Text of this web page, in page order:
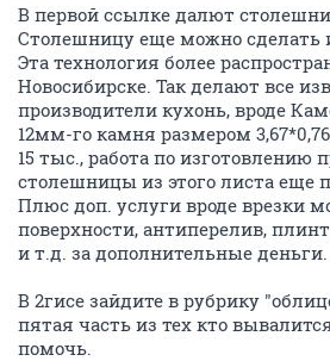
В первой ссылке далют
Столешницу еще можно сделать
Эта технология более
Новосибирске. Так делают все
производители кухонь, вроде
12мм-го камня размером
15 тыс., работа по изготовлению
столешницы из этого листа еще
Плюс доп. услуги вроде врезки
поверхности, антиперелив,
и т.д. за дополнительные деньги.
В 2гисе зайдите в рубрику
пятая часть из тех кто
помочь.